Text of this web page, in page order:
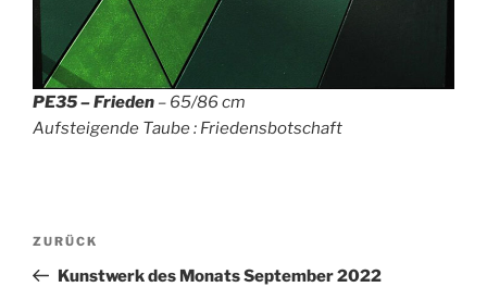
PE35 – Frieden – 65/86 cm
Aufsteigende Taube : Friedensbotschaft
Beitragsnavigation
Vorheriger
Beitrag
ZURÜCK
Kunstwerk des Monats September 2022